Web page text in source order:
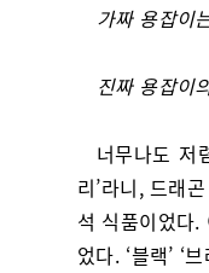
가짜 용잡이
진짜 용잡이
너무나도 저
리’라니, 드래
석 식품이었다.
었다. ‘블랙’ ‘